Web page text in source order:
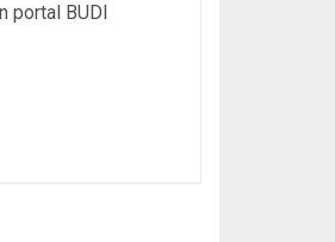
portal BUDI